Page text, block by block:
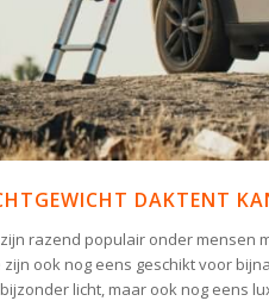
DAKTENT
razend populair onder mensen
zijn ook nog eens geschikt voor
licht, maar ook nog eens